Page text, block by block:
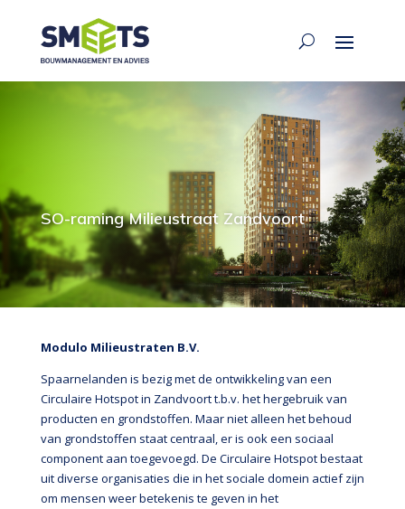
SO-raming Milieustraat Zandvoort
Modulo Milieustraten B.V.
Spaarnelanden is bezig met de ontwikkeling van een
Circulaire Hotspot in Zandvoort t.b.v. het hergebruik van
producten en grondstoffen. Maar niet alleen het behoud
van grondstoffen staat centraal, er is ook een sociaal
component aan toegevoegd. De Circulaire Hotspot bestaat
uit diverse organisaties die in het sociale domein actief zijn
om mensen weer betekenis te geven in het